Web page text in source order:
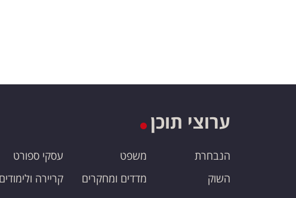
ערוצי תוכן
הנבחרת
השוק
משפט
מדדים ומחקרים
עסקי ספורט
קריירה ולימודים